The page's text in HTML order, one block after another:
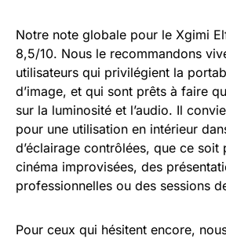
Notre note globale pour le Xgimi
8,5/10. Nous le recommandons
utilisateurs qui privilégient la
d’image, et qui sont prêts à faire
sur la luminosité et l’audio. Il
pour une utilisation en intérieur
d’éclairage contrôlées, que ce soit
cinéma improvisées, des
professionnelles ou des sessions
Pour ceux qui hésitent encore,